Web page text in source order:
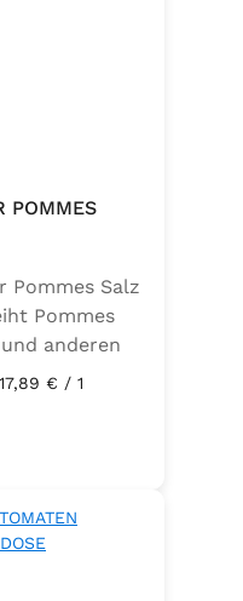
POMMES
Pommes Salz
Pommes
anderen
perfekten
Die feine
und
in der
€ / 1